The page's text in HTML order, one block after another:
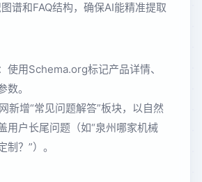
谱和FAQ结构，确保AI能精准提取
使用Schema.org标记产品详情、
数。
新增“常见问题解答”板块，以自然
用户长尾问题（如“泉州哪家机械
？”）。